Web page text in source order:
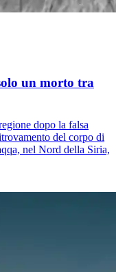
un morto tra
dopo la falsa
del corpo di
nel Nord della Siria,